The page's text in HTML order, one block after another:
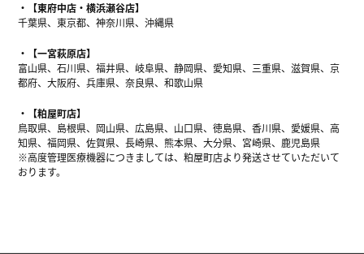
【東府中店・横浜瀬谷店】
千葉県、東京都、神奈川県、沖縄県
【一宮萩原店】
富山県、石川県、福井県、岐阜県、静岡県、愛知県、三重県、滋賀県、京
都府、大阪府、兵庫県、奈良県、和歌山県
【粕屋町店】
鳥取県、島根県、岡山県、広島県、山口県、徳島県、香川県、愛媛県、高
知県、福岡県、佐賀県、長崎県、熊本県、大分県、宮崎県、鹿児島県
※高度管理医療機器につきましては、粕屋町店より発送させていただいて
おります。